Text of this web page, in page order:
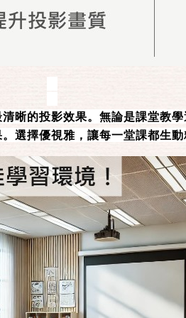
晰的投影效果。無論是課堂教
選擇優視雅，讓每一堂課都生動